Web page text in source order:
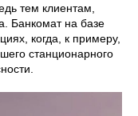
тем клиентам,
Банкомат на базе
когда, к примеру,
станционарного